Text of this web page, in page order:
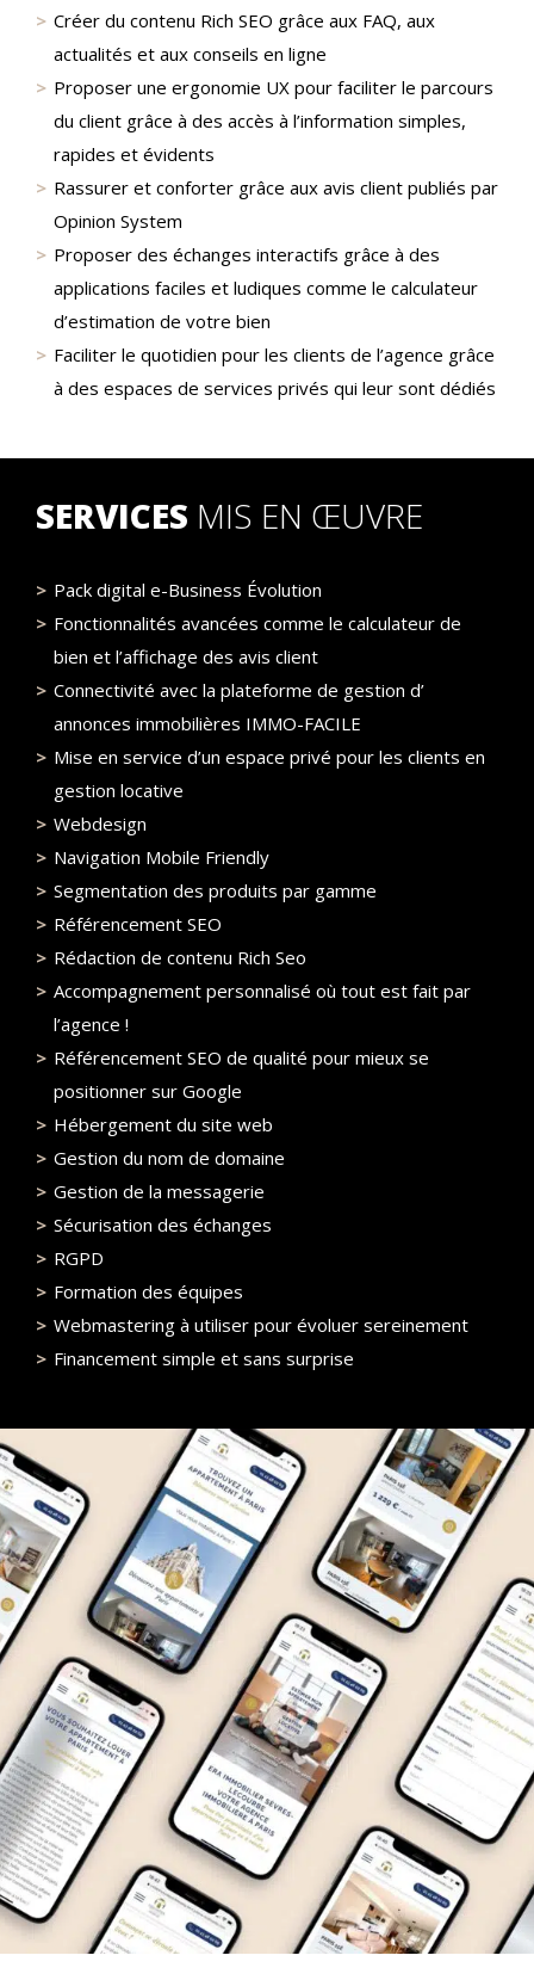
Créer du contenu Rich SEO grâce aux FAQ, aux
actualités et aux conseils en ligne
Proposer une ergonomie UX pour faciliter le parcours
du client grâce à des accès à l’information simples,
rapides et évidents
Rassurer et conforter grâce aux avis client publiés par
Opinion System
Proposer des échanges interactifs grâce à des
applications faciles et ludiques comme le calculateur
d’estimation de votre bien
Faciliter le quotidien pour les clients de l’agence grâce
à des espaces de services privés qui leur sont dédiés
SERVICES MIS EN ŒUVRE
Pack digital e-Business Évolution
Fonctionnalités avancées comme le calculateur de
bien et l’affichage des avis client
Connectivité avec la plateforme de gestion d’
annonces immobilières IMMO-FACILE
Mise en service d’un espace privé pour les clients en
gestion locative
Webdesign
Navigation Mobile Friendly
Segmentation des produits par gamme
Référencement SEO
Rédaction de contenu Rich Seo
Accompagnement personnalisé où tout est fait par
l’agence !
Référencement SEO de qualité pour mieux se
positionner sur Google
Hébergement du site web
Gestion du nom de domaine
Gestion de la messagerie
Sécurisation des échanges
RGPD
Formation des équipes
Webmastering à utiliser pour évoluer sereinement
Financement simple et sans surprise